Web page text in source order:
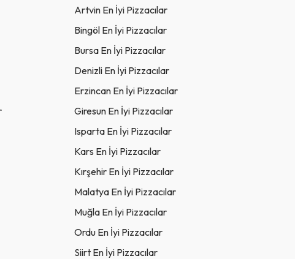
Artvin En İyi Pizzacılar
Bingöl En İyi Pizzacılar
Bursa En İyi Pizzacılar
Denizli En İyi Pizzacılar
Erzincan En İyi Pizzacılar
Giresun En İyi Pizzacılar
Isparta En İyi Pizzacılar
Kars En İyi Pizzacılar
Kırşehir En İyi Pizzacılar
Malatya En İyi Pizzacılar
Muğla En İyi Pizzacılar
Ordu En İyi Pizzacılar
Siirt En İyi Pizzacılar